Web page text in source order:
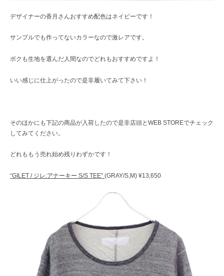
デザイナーの香月さんおすすめ配色はネイビーです！
サンプルでも作ってないカラーなので激レアです。
ボクも生地を選んだ人間なのでどれもおすすめですよ！
いい感じに仕上がったので是非履いてみて下さい！
そのほかにも下記の商品が入荷したので是非店頭とWEB STOREでチェック
してみてください。
どれももう売れ始め残りわずかです！
“GILET / ジレ:アナーキー S/S TEE” (GRAY/S,M) ¥13,650